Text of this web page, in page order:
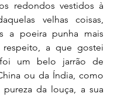
redondos vestidos à
velhas coisas,
a poeira punha mais
respeito, a que gostei
um belo jarrão de
ou da Índia, como
da louça, a sua